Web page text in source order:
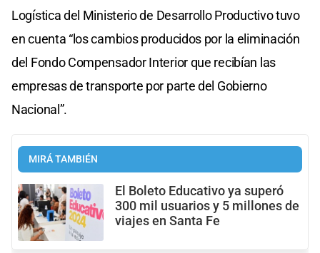
Logística del Ministerio de Desarrollo Productivo tuvo
en cuenta “los cambios producidos por la eliminación
del Fondo Compensador Interior que recibían las
empresas de transporte por parte del Gobierno
Nacional”.
MIRÁ TAMBIÉN
El Boleto Educativo ya superó
300 mil usuarios y 5 millones de
viajes en Santa Fe